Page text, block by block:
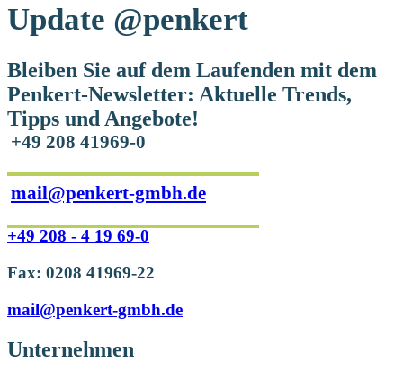
Update @penkert
Bleiben Sie auf dem Laufenden mit dem
Penkert-Newsletter: Aktuelle Trends,
Tipps und Angebote!
+49 208 41969-0
mail@penkert-gmbh.de
+49 208 - 4 19 69-0
Fax: 0208 41969-22
mail@penkert-gmbh.de
Unternehmen